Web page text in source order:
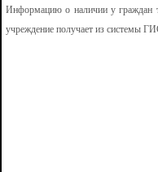
Информацию о наличии у граждан
учреждение получает из системы